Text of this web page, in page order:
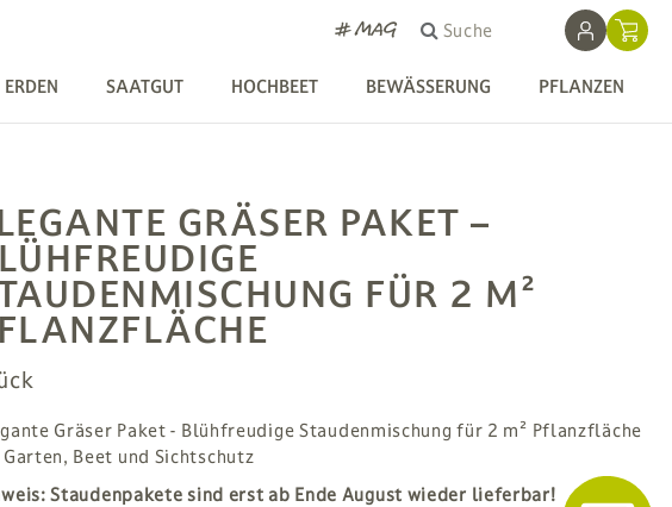
# MAG Suche
ERDEN SAATGUT HOCHBEET BEWÄSSERUNG PFLANZEN
GRÄSER PAKET –
FÜR 2 M²
Gräser Paket - Blühfreudige Staudenmischung für 2 m² Pflanzfläche
Beet und Sichtschutz
Staudenpakete sind erst ab Ende August wieder lieferbar!